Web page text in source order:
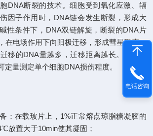
DNA断裂的技术。细胞受到氧化应激、辐
因子作用时，DNA链会发生断裂，形成大
性条件下，DNA双链解旋，断裂的DNA片
在电场作用下向阳极迁移，形成彗星形态。
移的DNA量越多，迁移距离越长。通过测
定量测定单个细胞DNA损伤程度。
：在载玻片上，1%正常熔点琼脂糖凝胶的
放置大于10min使其凝固；
电话咨询